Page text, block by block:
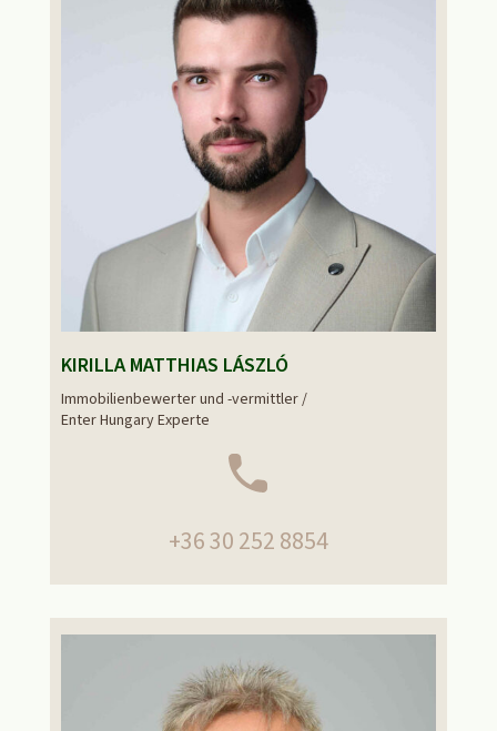
KIRILLA MATTHIAS LÁSZLÓ
Immobilienbewerter und -vermittler /
Enter Hungary Experte
+36 30 252 8854